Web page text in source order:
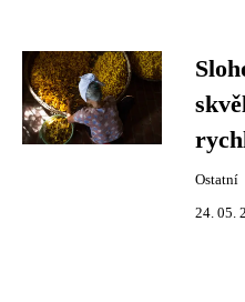
Ostatní
24. 05.